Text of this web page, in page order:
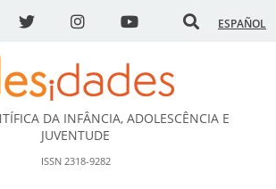
ESPAÑOL
DESidades
DA INFÂNCIA, ADOLESCÊNCIA E
JUVENTUDE
ISSN 2318-9282